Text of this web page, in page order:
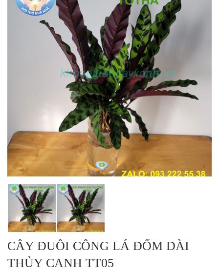
CÂY ĐUÔI CÔNG LÁ ĐỐM DÀI
THỦY CANH TT05
TIN TỨC